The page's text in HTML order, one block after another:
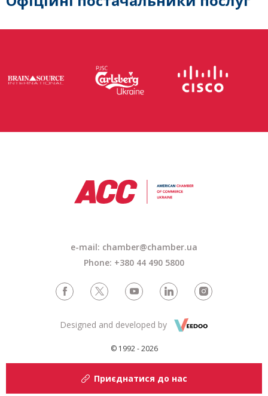
e-mail: chamber@chamber.ua
Phone: +380 44 490 5800
© 1992 - 2026
Designed and developed by
Приєднатися до нас